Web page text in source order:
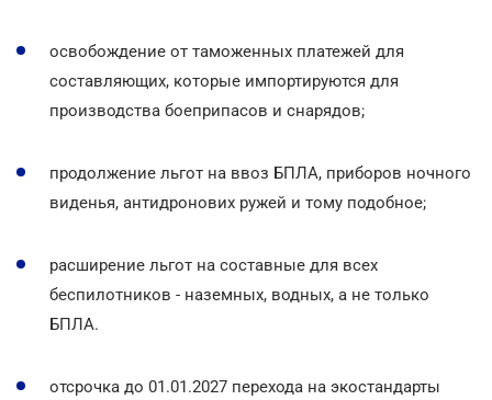
освобождение от таможенных платежей для
составляющих, которые импортируются для
производства боеприпасов и снарядов;
продолжение льгот на ввоз БПЛА, приборов ночного
виденья, антидронових ружей и тому подобное;
расширение льгот на составные для всех
беспилотников - наземных, водных, а не только
БПЛА.
отсрочка до 01.01.2027 перехода на экостандарты